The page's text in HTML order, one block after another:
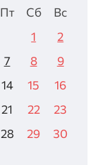
Пт Сб
Вс
1
2
7 8
9
14 15
16
21 22
23
28 29
30